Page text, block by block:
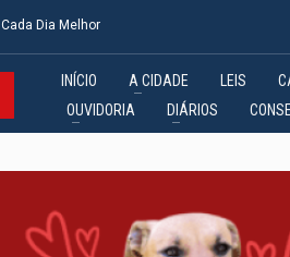
Cada Dia Melhor
INÍCIO A CIDADE LEIS
OUVIDORIA
DIÁRIOS